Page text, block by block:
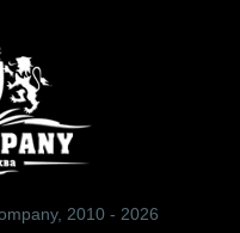
2010 - 2026